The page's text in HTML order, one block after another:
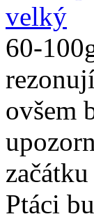
60-
ovšem
Ptáci